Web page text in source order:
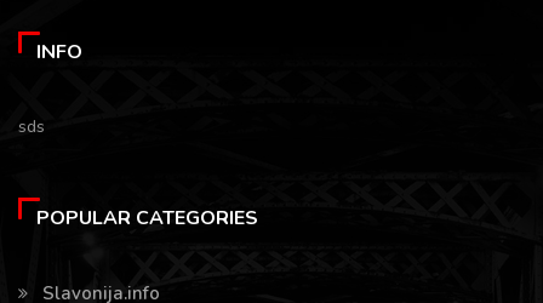
INFO
sds
POPULAR CATEGORIES
Slavonija.info